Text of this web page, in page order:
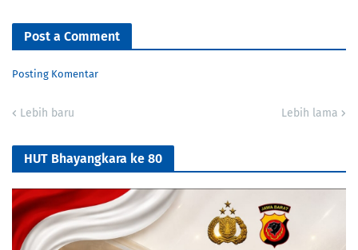
Post a Comment
Posting Komentar
Lebih baru Lebih lama
HUT Bhayangkara ke 80